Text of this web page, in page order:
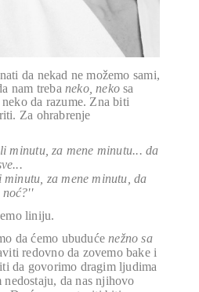
da nekad ne možemo sami,
nam treba neko, nekosa
da razume. Zna biti
Za ohrabrenje
minutu, za mene minutu... da
za mene minutu, da
noć?''
liniju.
da ćemo ubudućenežno sa
redovno da zovemo bake i
da govorimo dragim ljudima
nedostaju, da nas njihovo